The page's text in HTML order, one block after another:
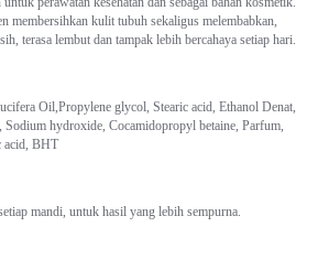
membersihkan kulit tubuh sekaligus melembabkan,
terasa lembut dan tampak lebih bercahaya setiap hari.
Oil,Propylene glycol, Stearic acid, Ethanol Denat,
hydroxide, Cocamidopropyl betaine, Parfum,
acid, BHT
mandi, untuk hasil yang lebih sempurna.